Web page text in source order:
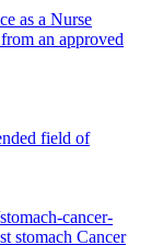
as a Nurse
an approved
field of
cancer-
stomach Cancer